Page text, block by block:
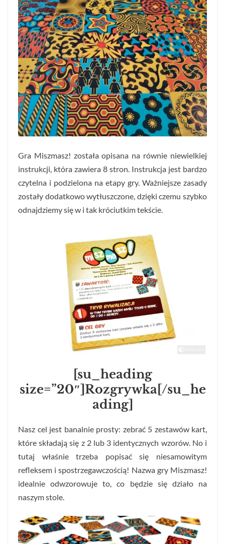
Gra Miszmasz! została opisana na równie niewielkiej
instrukcji, która zawiera 8 stron. Instrukcja jest bardzo
czytelna i podzielona na etapy gry. Ważniejsze zasady
zostały dodatkowo wytłuszczone, dzięki czemu szybko
odnajdziemy się w i tak króciutkim tekście.
[su_heading
size=”20″]Rozgrywka[/su_he
ading]
Nasz cel jest banalnie prosty: zebrać 5 zestawów kart,
które składają się z 2 lub 3 identycznych wzorów. No i
tutaj właśnie trzeba popisać się niesamowitym
refleksem i spostrzegawczością! Nazwa gry Miszmasz!
idealnie odwzorowuje to, co będzie się działo na
naszym stole.